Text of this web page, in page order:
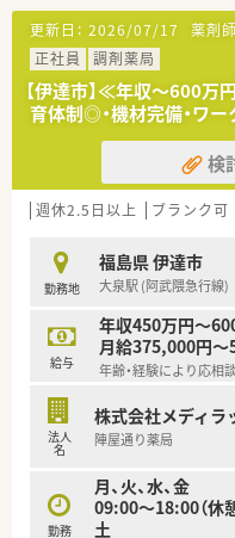
福島県郡山市に本社
いる薬局です。
地域に根ざした店舗展
りを目指しています。
同じエリアに複数店
な経験を積んでいただ
更新日： 2026/07/17 薬剤
正社員
調剤薬局
【伊達市】≪年収～600万
育体制◎・機材完備・ワ
検
週休2.5日以上 ブランク可
勤務地
福島県 伊達市
大泉駅 (阿武隈急行線)
給与
年収450万円～
月給375,000円～
年齢・経験により応相
法人
名
株式会社メディラ
陣屋通り薬局
勤務
月、火、水、金
09:00～18:00（休
土